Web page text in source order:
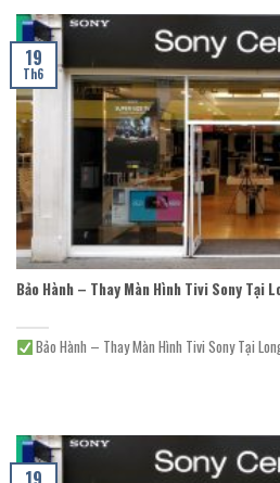
Bảo Hành – Thay Màn Hình Tivi Sony Tại
Bảo Hành – Thay Màn Hình Tivi Sony Tại
19
Th6